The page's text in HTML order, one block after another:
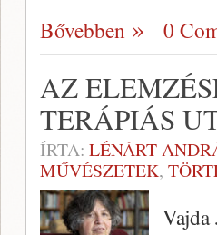
Bővebben 0
AZ
TERÁPIÁS
ÍRTA: LÉNÁRT
MŰVÉSZETEK,
Vajda